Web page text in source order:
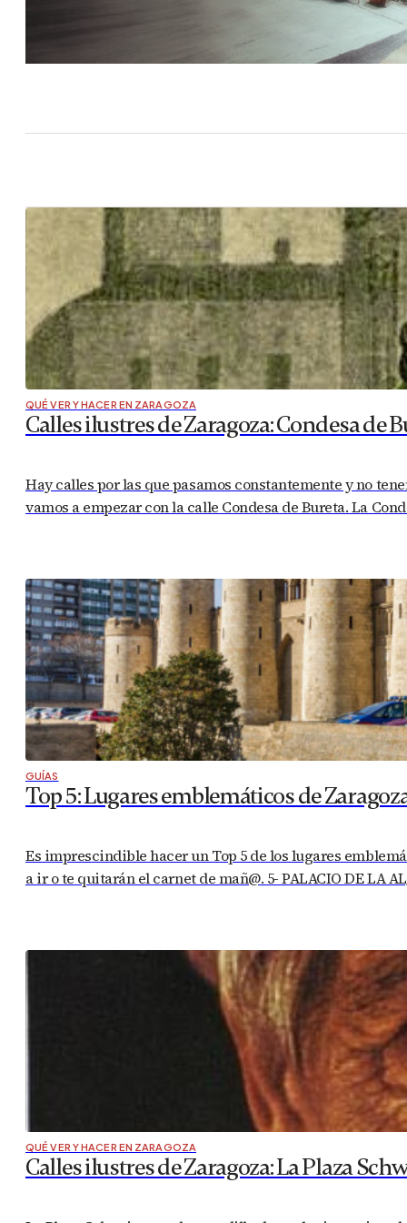
QUÉ VER Y HACER EN ZARAGOZA
Calles ilustres de Zaragoza: Condesa de
Hay calles por las que pasamos constantemente y no
vamos a empezar con la calle Condesa de Bureta. La
GUÍAS
Top 5: Lugares emblemáticos de
Es imprescindible hacer un Top 5 de los lugares
a ir o te quitarán el carnet de mañ@. 5- PALACIO DE LA
QUÉ VER Y HACER EN ZARAGOZA
Calles ilustres de Zaragoza: La Plaza